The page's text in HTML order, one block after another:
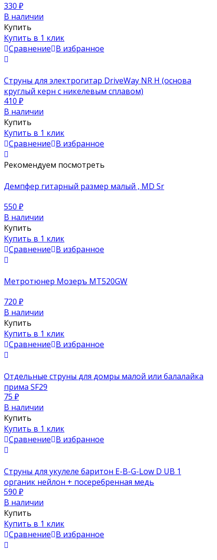
330 ₽
В наличии
Купить
Купить в 1 клик
Сравнение В избранное
Струны для электрогитар DriveWay NR H (основа
круглый керн с никелевым сплавом)
410 ₽
В наличии
Купить
Купить в 1 клик
Сравнение В избранное
Рекомендуем посмотреть
Демпфер гитарный размер малый , MD Sr
550 ₽
В наличии
Купить
Купить в 1 клик
Сравнение В избранное
Метротюнер Мозеръ MT520GW
720 ₽
В наличии
Купить
Купить в 1 клик
Сравнение В избранное
Отдельные струны для домры малой или балалайка
прима SF29
75 ₽
В наличии
Купить
Купить в 1 клик
Сравнение В избранное
Струны для укулеле баритон E-B-G-Low D UB 1
органик нейлон + посеребренная медь
590 ₽
В наличии
Купить
Купить в 1 клик
Сравнение В избранное